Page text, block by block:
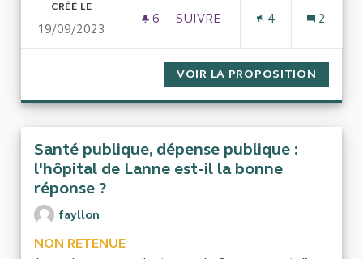
CRÉÉ LE
19/09/2023
6 6 ABONNÉS
SUIVRE
4 2
VOIR LA PROPOSITION
Santé publique, dépense publique :
l'hôpital de Lanne est-il la bonne
réponse ?
fayllon
NON RETENUE